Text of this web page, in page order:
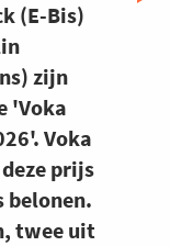
(E-Bis)
zijn
'Voka
Voka
prijs
belonen.
twee uit